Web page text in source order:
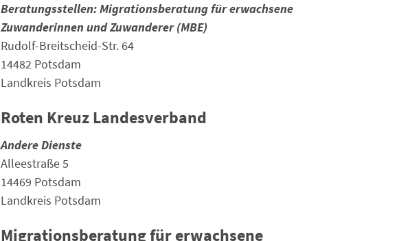
Beratungsstellen: Migrationsberatung für erwachsene
Zuwanderinnen und Zuwanderer (MBE)
Rudolf-Breitscheid-Str. 64
14482 Potsdam
Landkreis Potsdam
Roten Kreuz Landesverband
Andere Dienste
Alleestraße 5
14469 Potsdam
Landkreis Potsdam
Migrationsberatung für erwachsene